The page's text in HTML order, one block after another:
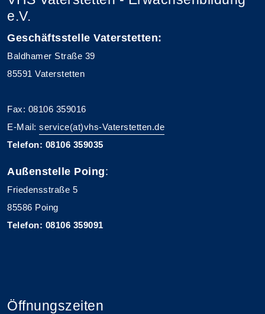
e.V.
Geschäftsstelle Vaterstetten:
Baldhamer Straße 39
85591 Vaterstetten
Fax: 08106 359016
E-Mail: service(at)vhs-Vaterstetten.de
Telefon: 08106 359035
Außenstelle Poing:
Friedensstraße 5
85586 Poing
Telefon: 08106 359091
Öffnungszeiten